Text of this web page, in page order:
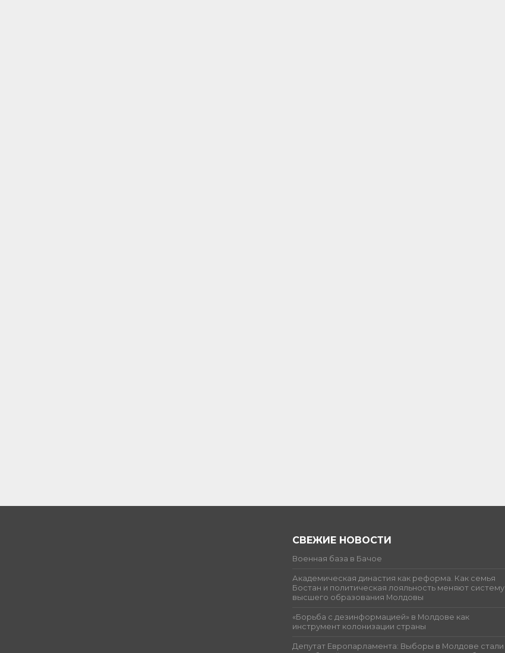
СВЕЖИЕ НОВОСТИ
Военная база в Бачое
Академическая династия как реформа. Как семья
Бостан и политическая лояльность меняют систему
высшего образования Молдовы
«Борьба с дезинформацией» в Молдове как
инструмент колонизации страны
Депутат Европарламента: Выборы в Молдове стали